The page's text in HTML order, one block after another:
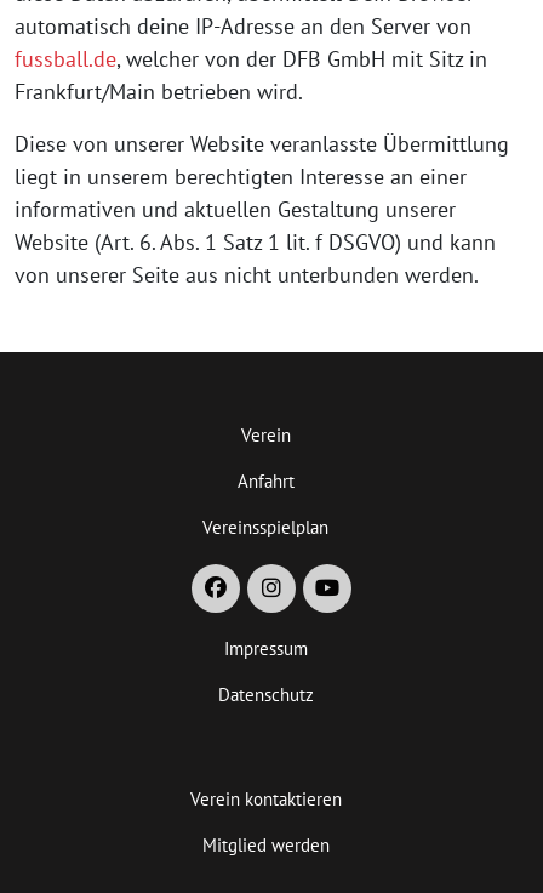
automatisch deine IP-Adresse an den Server von
fussball.de, welcher von der DFB GmbH mit Sitz in
Frankfurt/Main betrieben wird.
Diese von unserer Website veranlasste Übermittlung
liegt in unserem berechtigten Interesse an einer
informativen und aktuellen Gestaltung unserer
Website (Art. 6. Abs. 1 Satz 1 lit. f DSGVO) und kann
von unserer Seite aus nicht unterbunden werden.
Verein
Anfahrt
Vereinsspielplan
Impressum
Datenschutz
Verein kontaktieren
Mitglied werden